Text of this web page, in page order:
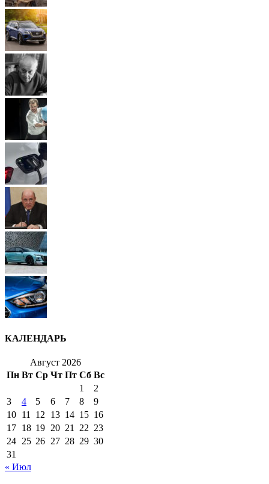
КАЛЕНДАРЬ
Август 2026
Пн Вт Ср Чт Пт Сб Вс
1
2
3
4 5 6 7 8
9
10 11 12 13 14 15 16
17 18 19 20 21 22 23
24 25 26 27 28 29 30
31
« Июл